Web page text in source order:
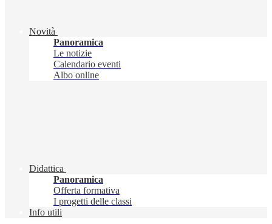
Novità
Panoramica
Le notizie
Calendario eventi
Albo online
Didattica
Panoramica
Offerta formativa
I progetti delle classi
Info utili